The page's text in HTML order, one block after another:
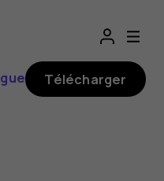
Télécharger